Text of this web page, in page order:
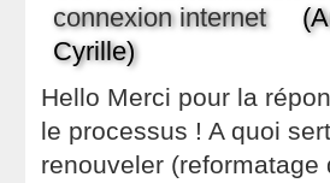
connexion internet
Cyrille)
Hello Merci pour la
le processus ! A quoi
renouveler